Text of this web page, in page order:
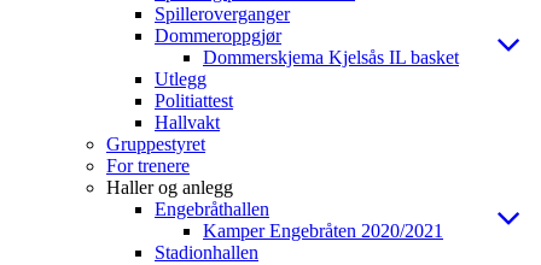
Spilleroverganger
Dommeroppgjør
Dommerskjema Kjelsås IL basket
Utlegg
Politiattest
Hallvakt
Gruppestyret
For trenere
Haller og anlegg
Engebråthallen
Kamper Engebråten 2020/2021
Stadionhallen